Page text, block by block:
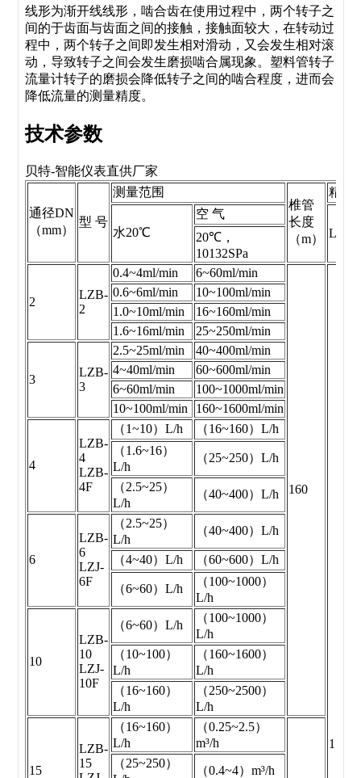
线形为渐开线线形，啮合齿在使用过程中，两个转子之
间的于齿面与齿面之间的接触，接触面较大，在转动过
程中，两个转子之间即发生相对滑动，又会发生相对滚
动，导致转子之间会发生磨损啮合属现象。塑料管转子
流量计转子的磨损会降低转子之间的啮合程度，进而会
降低流量的测量精度。
技术参数
贝特-智能仪表直供厂家
通径DN
（mm）
型 号
测量范围
椎管
长度
（m）
精度
水20℃
空 气
LZB/
20℃，
10132SPa
2
LZB-
2
0.4~4ml/min 6~60ml/min
160
0.6~6ml/min
10~100ml/min
1.0~10ml/min
16~160ml/min
1.6~16ml/min
25~250ml/min
3
LZB-
3
2.5~25ml/min
40~400ml/min
4~40ml/min
60~600ml/min
6~60ml/min
100~1000ml/min
10~100ml/min
160~1600ml/min
4
LZB-
4
LZB-
4F
（1~10）L/h
（16~160）L/h
（1.6~16）
L/h
（25~250）L/h
（2.5~25）
L/h
（40~400）L/h
6
LZB-
6
LZJ-
6F
（2.5~25）
L/h
（40~400）L/h
（4~40）L/h （60~600）L/h
（6~60）L/h
（100~1000）
L/h
10
LZB-
10
LZJ-
10F
（6~60）L/h
（100~1000）
L/h
（10~100）
L/h
（160~1600）
L/h
（16~160）
L/h
（250~2500）
L/h
15
LZB-
15
（16~160）
L/h
（0.25~2.5）
m³/h
（25~250）
（0.4~4）m³/h